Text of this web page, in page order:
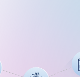
đến 100 tỷ